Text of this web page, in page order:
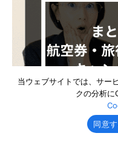
当ウェブサイトでは、サー
クの分析に
同意